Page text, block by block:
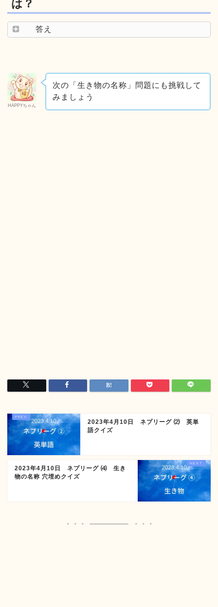
は？
答え
HAPPYちゃん
次の「生き物の名称」問題にも挑戦して
みましょう
2023年4月10日 ネプリーグ ⑵ 英単
語クイズ
2023年4月10日 ネプリーグ ⑷ 生き
物の名称 穴埋めクイズ